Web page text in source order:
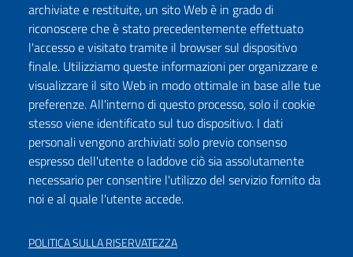
Seguici su:
FacebookTwitter InstagramYoutubeTikTok Podcast
ISCRIVITI ALLA NEWSLETTER
DICHIARAZIONE DI ACCESSIBILITÀ
PRIVACY POLICY
archiviate e restituite, un sito Web è in grado di
riconoscere che è stato precedentemente effettuato
l'accesso e visitato tramite il browser sul dispositivo
finale. Utilizziamo queste informazioni per organizzare e
visualizzare il sito Web in modo ottimale in base alle tue
preferenze. All'interno di questo processo, solo il cookie
stesso viene identificato sul tuo dispositivo. I dati
personali vengono archiviati solo previo consenso
espresso dell'utente o laddove ciò sia assolutamente
necessario per consentire l'utilizzo del servizio fornito da
noi e al quale l'utente accede.
POLITICA SULLA RISERVATEZZA